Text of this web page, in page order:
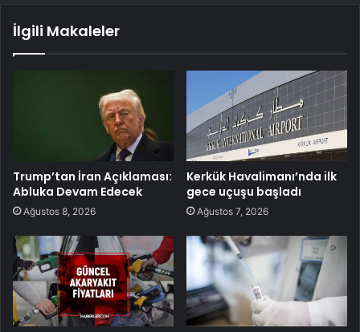
İlgili Makaleler
Trump’tan İran Açıklaması:
Abluka Devam Edecek
Ağustos 8, 2026
Kerkük Havalimanı’nda ilk
gece uçuşu başladı
Ağustos 7, 2026